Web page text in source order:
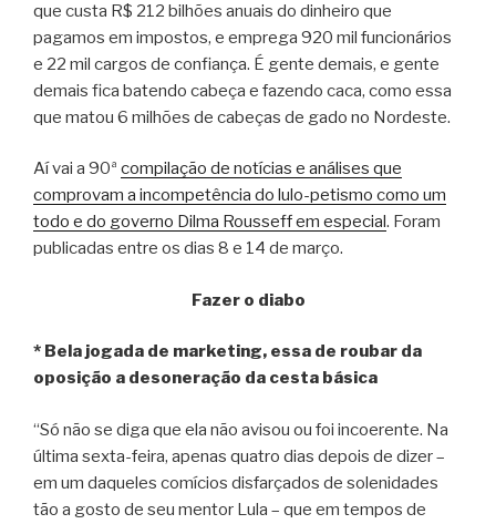
que custa R$ 212 bilhões anuais do dinheiro que
pagamos em impostos, e emprega 920 mil funcionários
e 22 mil cargos de confiança. É gente demais, e gente
demais fica batendo cabeça e fazendo caca, como essa
que matou 6 milhões de cabeças de gado no Nordeste.
Aí vai a 90ª compilação de notícias e análises que
comprovam a incompetência do lulo-petismo como um
todo e do governo Dilma Rousseff em especial. Foram
publicadas entre os dias 8 e 14 de março.
Fazer o diabo
* Bela jogada de marketing, essa de roubar da
oposição a desoneração da cesta básica
“Só não se diga que ela não avisou ou foi incoerente. Na
última sexta-feira, apenas quatro dias depois de dizer –
em um daqueles comícios disfarçados de solenidades
tão a gosto de seu mentor Lula – que em tempos de